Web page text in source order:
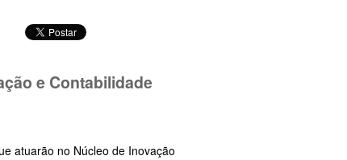
e Contabilidade
atuarão no Núcleo de Inovação